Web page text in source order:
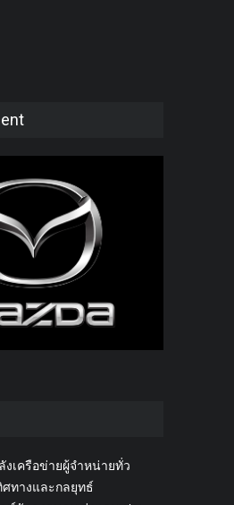
เครือข่ายผู้จำหน่ายทั่ว
ศทางและกลยุทธ์